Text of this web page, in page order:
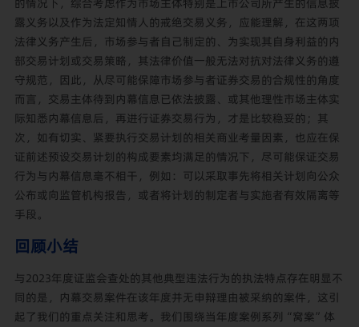
露义务以及作为法定知情人的戒绝交易义务，应能理解，在这两项
法律义务产生后，市场参与者自己制定的、为实现其自身利益的内
部交易计划或交易策略，其法律价值一般无法对抗对法律义务的遵
守规范，因此，从尽可能保障市场参与者证券交易的合规性的角度
而言，交易主体待到内幕信息已依法披露、或其他理性市场主体实
际知悉内幕信息后，再进行证券交易行为，才是比较稳妥的；其
次，如有切实、紧要执行交易计划的相关商业考量因素，也应在保
证前述预设交易计划的构成要素均满足的情况下，尽可能保证交易
行为与内幕信息毫不相干，例如：可以采取事先将相关计划向公众
公布或向监管机构报告，或者将计划的制定者与实施者有效隔离等
手段。
回顾小结
与2023年度证监会查处的其他典型违法行为的执法特点存在明显不
同的是，内幕交易案件在该年度并无申辩理由被采纳的案件，这引
起了我们的重点关注和思考。我们围绕当年度案例系列“窝案”体